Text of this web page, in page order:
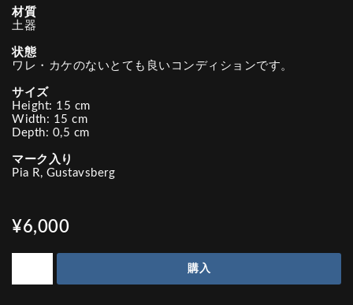
材質
土器
状態
ワレ・カケのないとても良いコンディションです。
サイズ
Height: 15 cm
Width: 15 cm
Depth: 0,5 cm
マーク入り
Pia R, Gustavsberg
¥6,000
購入